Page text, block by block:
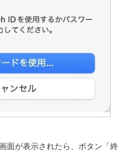
面が表示されたら、ボタン「終